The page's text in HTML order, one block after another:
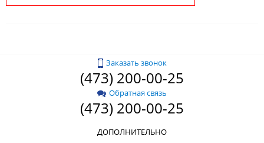
Заказать звонок
(473) 200-00-25
Обратная связь
(473) 200-00-25
ДОПОЛНИТЕЛЬНО